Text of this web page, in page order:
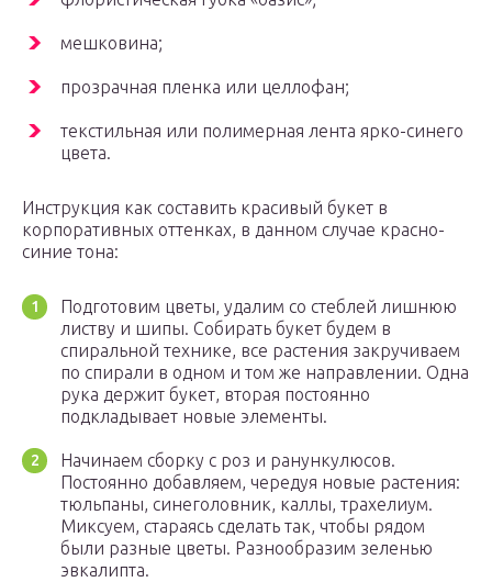
мешковина;
прозрачная пленка или целлофан;
текстильная или полимерная лента ярко-синего
цвета.
Инструкция как составить красивый букет в
корпоративных оттенках, в данном случае красно-
синие тона:
Подготовим цветы, удалим со стеблей лишнюю
листву и шипы. Собирать букет будем в
спиральной технике, все растения закручиваем
по спирали в одном и том же направлении. Одна
рука держит букет, вторая постоянно
подкладывает новые элементы.
Начинаем сборку с роз и ранункулюсов.
Постоянно добавляем, чередуя новые растения:
тюльпаны, синеголовник, каллы, трахелиум.
Миксуем, стараясь сделать так, чтобы рядом
были разные цветы. Разнообразим зеленью
эвкалипта.